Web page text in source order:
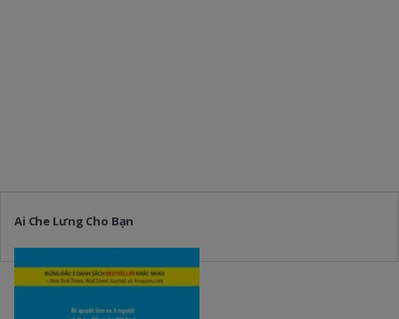
Ai Che Lưng Cho Bạn